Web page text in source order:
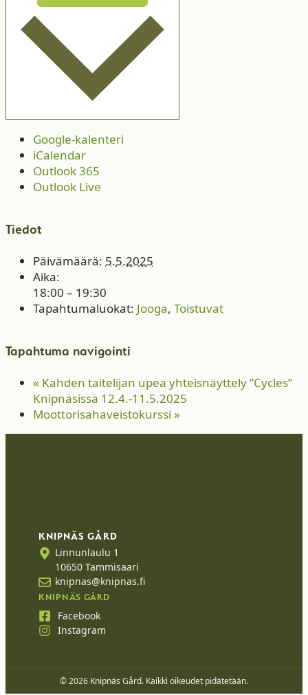
Google-kalenteri
iCalendar
Outlook 365
Outlook Live
Tiedot
Päivämäärä: 5.5.2025
Aika:
18:00 – 19:30
Tapahtumaluokat: Jooga, Toistuvat
Tapahtuma navigointi
« Kahden taitelijan upea yhteisnäyttely ”Cycles”
Knipnäsissä 12.4.-11.5.2025
Moottorisahaveistokurssi »
KNIPNÄS GÅRD
Linnunlaulu 1
10650 Tammisaari
knipnas@knipnas.fi
KNIPNÄS GÅRD
Facebook
Instagram
© 2026 Knipnäs Gård. Kaikki oikeudet pidätetään.